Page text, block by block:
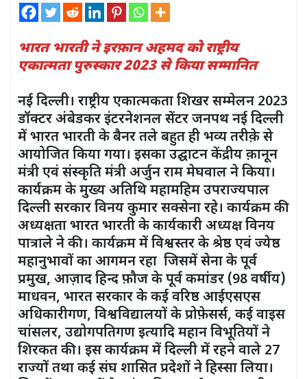
भारत भारती ने इरफ़ान अहमद को राष्ट्रीय
एकात्मता पुरुस्कार 2023 से किया सम्मानित
नई दिल्ली। राष्ट्रीय एकात्मकता शिखर सम्मेलन 2023
डॉक्टर अंबेडकर इंटरनेशनल सेंटर जनपथ नई दिल्ली
में भारत भारती के बैनर तले बहुत ही भव्य तरीक़े से
आयोजित किया गया। इसका उद्घाटन केंद्रीय क़ानून
मंत्री एवं संस्कृति मंत्री अर्जुन राम मेघवाल ने किया।
कार्यक्रम के मुख्य अतिथि महामहिम उपराज्यपाल
दिल्ली सरकार विनय कुमार सक्सेना रहे। कार्यक्रम की
अध्यक्षता भारत भारती के कार्यकारी अध्यक्ष विनय
पात्राले ने की। कार्यक्रम में विश्वस्तर के श्रेष्ठ एवं ज्येष्ठ
महानुभावों का आगमन रहा जिसमें सेना के पूर्व
प्रमुख, आज़ाद हिन्द फ़ौज के पूर्व कमांडर (98 वर्षीय)
माधवन, भारत सरकार के कई वरिष्ठ आईएसएस
अधिकारीगण, विश्वविद्यालयों के प्रोफ़ेसर्स, कई वाइस
चांसलर, उद्योगपतिगण इत्यादि महान विभूतियों ने
शिरकत की। इस कार्यक्रम में दिल्ली में रहने वाले 27
राज्यों तथा कई संघ शासित प्रदेशों ने हिस्सा लिया।